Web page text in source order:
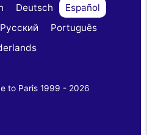
Deutsch
Español
Русский
Português
to Paris 1999 - 2026